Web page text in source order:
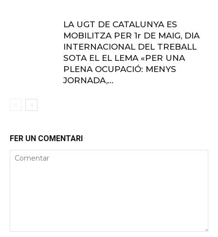
LA UGT DE CATALUNYA ES
MOBILITZA PER 1r DE MAIG, DIA
INTERNACIONAL DEL TREBALL
SOTA EL EL LEMA «PER UNA
PLENA OCUPACIÓ: MENYS
JORNADA,...
FER UN COMENTARI